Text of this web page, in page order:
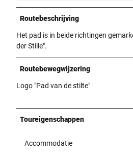
Routebeschrijving
Het pad is in beide richtingen
der Stille".
Routebewegwijzering
Logo "Pad van de stilte"
Toureigenschappen
Accommodatie